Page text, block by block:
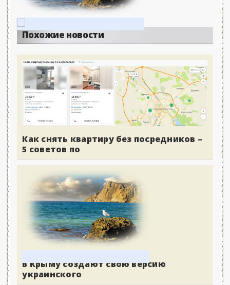
Похожие новости
Как снять квартиру без посредников –
5 советов по
В Крыму создают свою версию
украинского